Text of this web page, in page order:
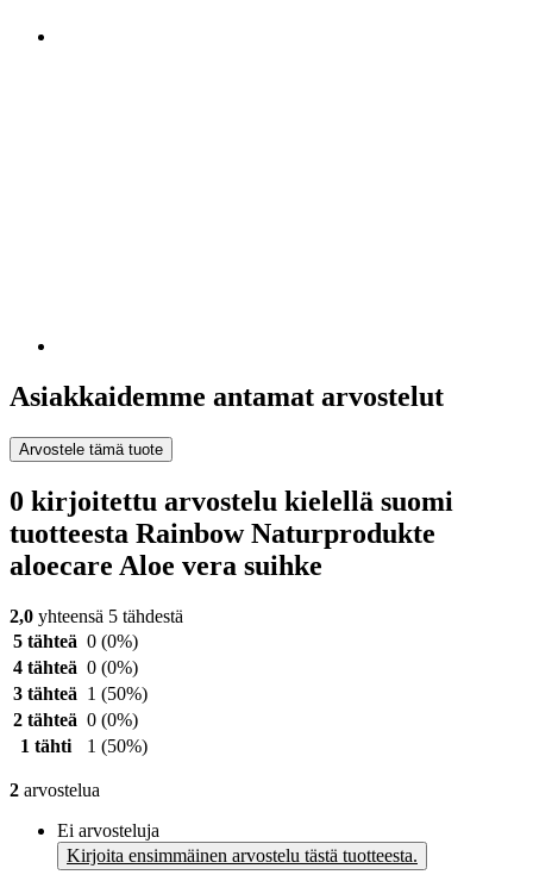
Asiakkaidemme antamat arvostelut
Arvostele tämä tuote
0 kirjoitettu arvostelu kielellä suomi
tuotteesta Rainbow Naturprodukte
aloecare Aloe vera suihke
2,0 yhteensä 5 tähdestä
5 tähteä 0 (0%)
4 tähteä 0 (0%)
3 tähteä 1 (50%)
2 tähteä 0 (0%)
1 tähti
1 (50%)
2 arvostelua
Ei arvosteluja
Kirjoita ensimmäinen arvostelu tästä tuotteesta.